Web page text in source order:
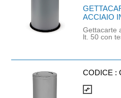
ACCIAIO
Gettacarte
lt. 50 con
sacco L
cm.
CODICE :
compare_arrows